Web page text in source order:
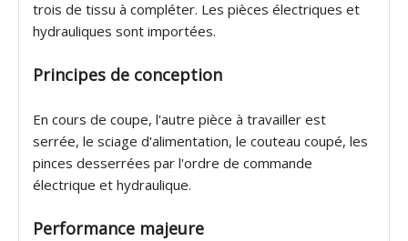
trois de tissu à compléter. Les pièces électriques et
hydrauliques sont importées.
Principes de conception
En cours de coupe, l'autre pièce à travailler est
serrée, le sciage d'alimentation, le couteau coupé, les
pinces desserrées par l'ordre de commande
électrique et hydraulique.
Performance majeure